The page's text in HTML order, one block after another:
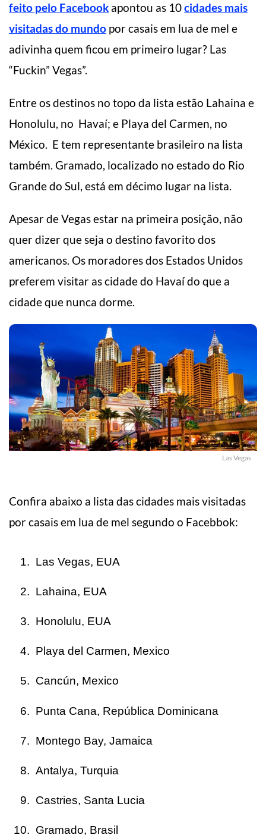
feito pelo Facebook apontou as 10cidades mais
visitadas do mundo por casais em lua de mel e
adivinha quem ficou em primeiro lugar? Las
“Fuckin” Vegas”.
Entre os destinos no topo da lista estão Lahaina e
Honolulu, no Havaí; e Playa del Carmen, no
México. E tem representante brasileiro na lista
também. Gramado, localizado no estado do Rio
Grande do Sul, está em décimo lugar na lista.
Apesar de Vegas estar na primeira posição, não
quer dizer que seja o destino favorito dos
americanos. Os moradores dos Estados Unidos
preferem visitar as cidade do Havaí do que a
cidade que nunca dorme.
Las Vegas
Confira abaixo a lista das cidades mais visitadas
por casais em lua de mel segundo o Facebbok:
Las Vegas, EUA
Lahaina, EUA
Honolulu, EUA
Playa del Carmen, Mexico
Cancún, Mexico
Punta Cana, República Dominicana
Montego Bay, Jamaica
Antalya, Turquia
Castries, Santa Lucia
Gramado, Brasil